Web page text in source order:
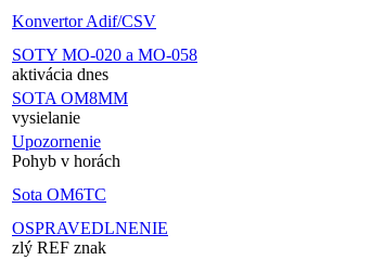
Konvertor Adif/CSV
SOTY MO-020 a MO-058
aktivácia dnes
SOTA OM8MM
vysielanie
Upozornenie
Pohyb v horách
Sota OM6TC
OSPRAVEDLNENIE
zlý REF znak